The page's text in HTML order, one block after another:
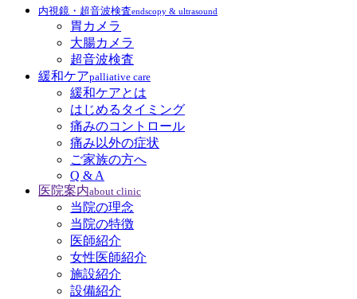
内視鏡・超音波検査endscopy & ultrasound
胃カメラ
大腸カメラ
超音波検査
緩和ケアpalliative care
緩和ケアとは
はじめるタイミング
痛みのコントロール
痛み以外の症状
ご家族の方へ
Q & A
医院案内about clinic
当院の理念
当院の特徴
医師紹介
女性医師紹介
施設紹介
設備紹介